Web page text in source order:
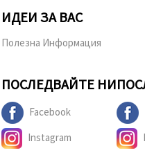
ИДЕИ ЗА ВАС
Полезна Информация
ПОСЛЕДВАЙТЕ НИ
Facebook
Instagram